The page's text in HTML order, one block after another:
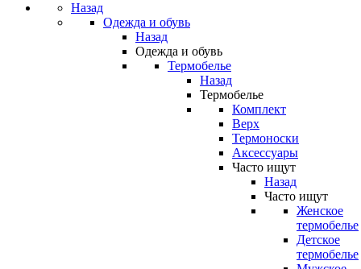
Назад
Одежда и обувь
Назад
Одежда и обувь
Термобелье
Назад
Термобелье
Комплект
Верх
Термоноски
Аксессуары
Часто ищут
Назад
Часто ищут
Женское
термобелье
Детское
термобелье